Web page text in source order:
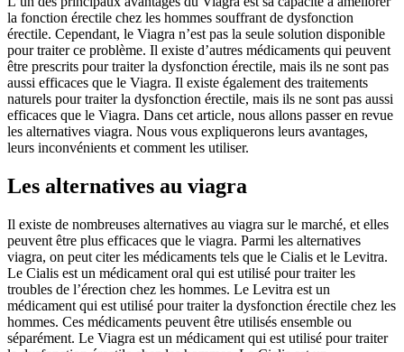
la fonction érectile chez les hommes souffrant de dysfonction
érectile. Cependant, le Viagra n’est pas la seule solution disponible
pour traiter ce problème. Il existe d’autres médicaments qui peuvent
être prescrits pour traiter la dysfonction érectile, mais ils ne sont pas
aussi efficaces que le Viagra. Il existe également des traitements
naturels pour traiter la dysfonction érectile, mais ils ne sont pas aussi
efficaces que le Viagra. Dans cet article, nous allons passer en revue
les alternatives viagra. Nous vous expliquerons leurs avantages,
leurs inconvénients et comment les utiliser.
Les alternatives au viagra
Il existe de nombreuses alternatives au viagra sur le marché, et elles
peuvent être plus efficaces que le viagra. Parmi les alternatives
viagra, on peut citer les médicaments tels que le Cialis et le Levitra.
Le Cialis est un médicament oral qui est utilisé pour traiter les
troubles de l’érection chez les hommes. Le Levitra est un
médicament qui est utilisé pour traiter la dysfonction érectile chez les
hommes. Ces médicaments peuvent être utilisés ensemble ou
séparément. Le Viagra est un médicament qui est utilisé pour traiter